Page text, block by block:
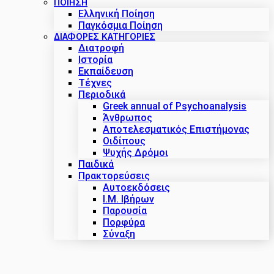
Ελληνική Ποίηση
Παγκόσμια Ποίηση
ΔΙΑΦΟΡΕΣ ΚΑΤΗΓΟΡΙΕΣ
Διατροφή
Ιστορία
Εκπαίδευση
Τέχνες
Περιοδικά
Greek annual of Psychoanalysis
Άνθρωπος
Αποτελεσματικός Επιστήμονας
Οιδίπους
Ψυχής Δρόμοι
Παιδικά
Πρακτoρεύσεις
Αυτοεκδόσεις
Ι.Μ. Ιβήρων
Παρουσία
Πορφύρα
Σύναξη